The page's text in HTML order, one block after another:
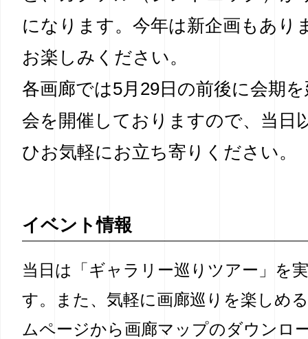
になります。今年は新企画もあり
お楽しみください。
各画廊では5月29日の前後に会期
会を開催しておりますので、当日
ひお気軽にお立ち寄りください。
イベント情報
当日は「ギャラリー巡りツアー」を
す。また、気軽に画廊巡りを楽しめ
ムページから画廊マップのダウンロ